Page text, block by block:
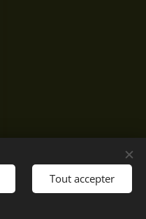
Tout accepter